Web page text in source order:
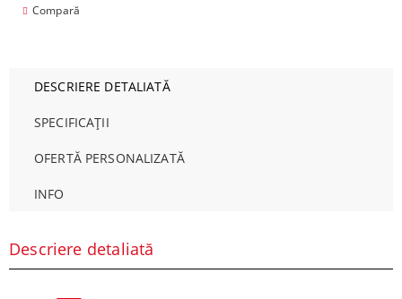
Compară
DESCRIERE DETALIATĂ
SPECIFICAȚII
OFERTĂ PERSONALIZATĂ
INFO
Descriere detaliată